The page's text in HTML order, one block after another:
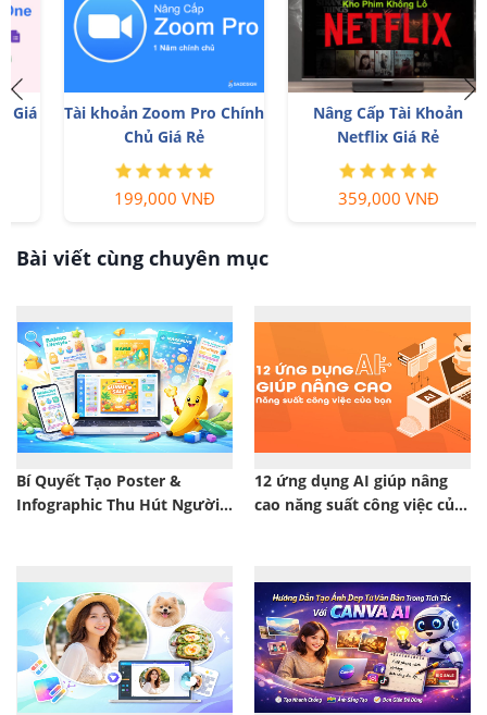
Tài khoản Zoom Pro Chính
Chủ Giá Rẻ
199,000 VNĐ
Nâng Cấp Tài Khoản
Netflix Giá Rẻ
359,000 VNĐ
Bài viết cùng chuyên mục
Bí Quyết Tạo Poster &
Infographic Thu Hút Người
12 ứng dụng AI giúp nâng
cao năng suất công việc của